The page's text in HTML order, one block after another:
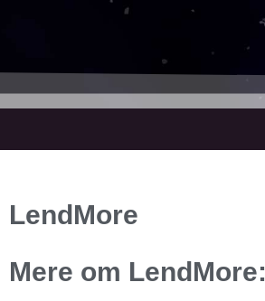
LendMore
Mere om LendMore: